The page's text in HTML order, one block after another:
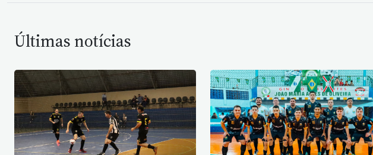
Últimas notícias